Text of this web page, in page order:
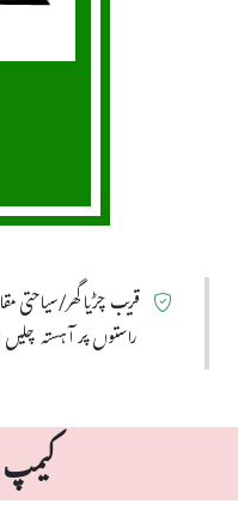
قریب چڑیا گھر/سیاحتی
راستوں پر آہستہ